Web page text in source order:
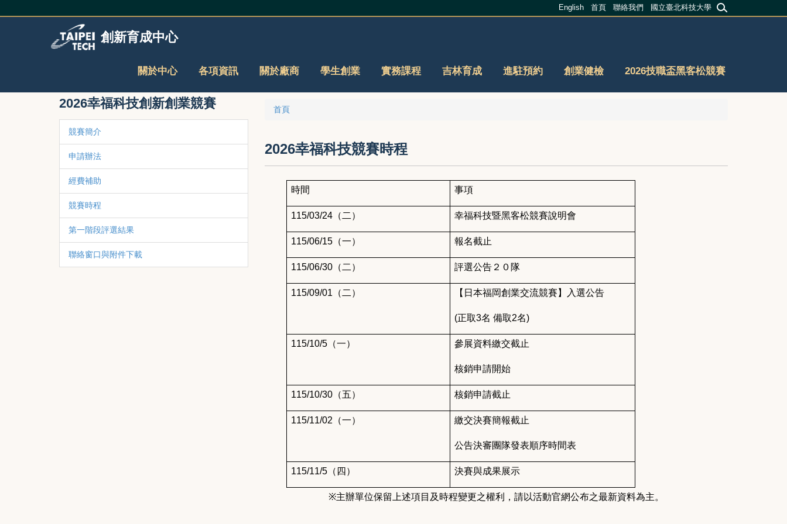
創新育成中心
關於中心 各項資訊 關於廠商 學生創業 實務課程 吉林育成 進駐預約 創業健檢 2026技職盃黑客松競賽
English 首頁 聯絡我們 國立臺北科技大學
2026幸福科技創新創業競賽
競賽簡介
申請辦法
經費補助
競賽時程
第一階段評選結果
聯絡窗口與附件下載
首頁
2026幸福科技競賽時程
時間 事項
115/03/24 （二） 幸福科技暨黑客松競賽說明會
115/06/15 （一） 報名截止
115/06/30 （二） 評選公告２０隊
115/09/01 （二） 【日本福岡創業交流競賽】入選公告
(正取3名 備取2名)
115/10/5 （一） 參展資料繳交截止
核銷申請開始
115/10/30 （五） 核銷申請截止
115/11/02 （一） 繳交決賽簡報截止
公告決審團隊發表順序時間表
115/11/5 （四） 決賽與成果展示
※主辦單位保留上述項目及時程變更之權利，請以活動官網公布之最新資料為主。